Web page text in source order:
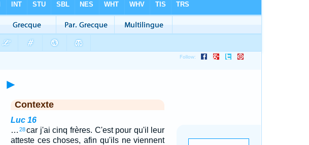
►
Contexte
Luc 16
… 28car j'ai cinq frères. C'est pour qu'il leur
atteste ces choses, afin qu'ils ne viennent